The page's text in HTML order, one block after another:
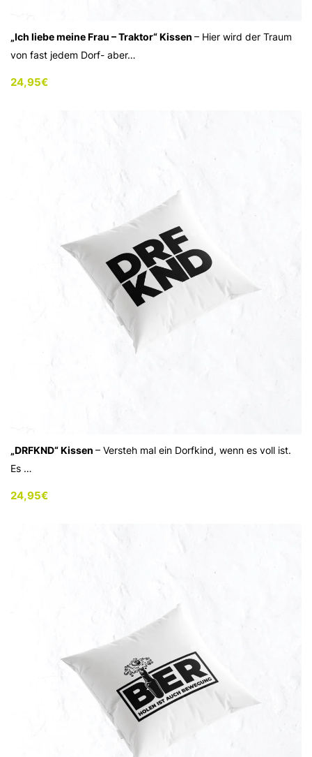
„Ich liebe meine Frau – Traktor“ Kissen – Hier wird der Traum
von fast jedem Dorf- aber…
24,95€
„DRFKND“ Kissen – Versteh mal ein Dorfkind, wenn es voll ist.
Es …
24,95€